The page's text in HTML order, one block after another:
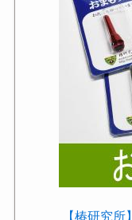
【椿研究